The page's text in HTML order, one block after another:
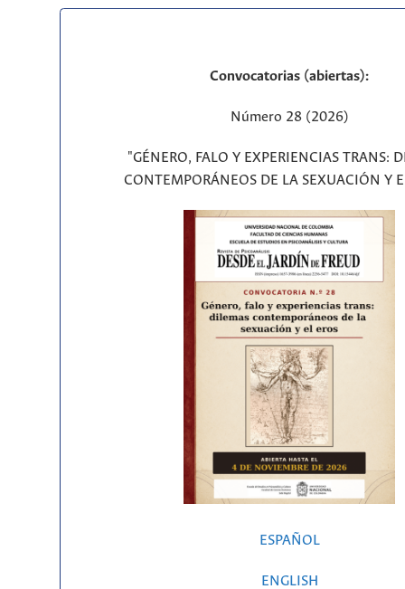
Convocatorias (abiertas):
Número 28 (2026)
"GÉNERO, FALO Y EXPERIENCIAS TRANS:
CONTEMPORÁNEOS DE LA SEXUACIÓN Y
ESPAÑOL
ENGLISH